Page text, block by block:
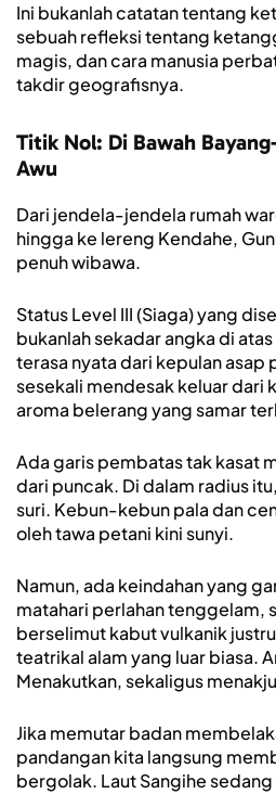
Ini bukanlah catatan tentang
sebuah refleksi tentang
magis, dan cara manusia
takdir geografisnya.
Titik Nol: Di Bawah
Awu
Dari jendela-jendela rumah
hingga ke lereng Kendahe,
penuh wibawa.
Status Level III (Siaga) yang
bukanlah sekadar angka di
terasa nyata dari kepulan asap
sesekali mendesak keluar dari
aroma belerang yang samar
Ada garis pembatas tak kasat
dari puncak. Di dalam radius
suri. Kebun-kebun pala dan
oleh tawa petani kini sunyi.
Namun, ada keindahan yang
matahari perlahan tenggelam,
berselimut kabut vulkanik
teatrikal alam yang luar biasa.
Menakutkan, sekaligus
Jika memutar badan
pandangan kita langsung
bergolak. Laut Sangihe